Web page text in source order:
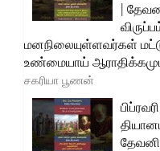
|
மனநிலையுள்ளவர்கள்
உண்மையாய்
சகரியா பூணன்